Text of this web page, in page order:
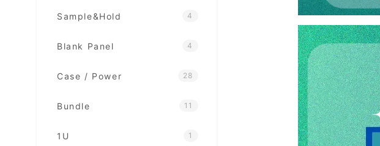
Sample&Hold 4
Blank Panel 4
Case / Power 28
Bundle 11
1U 1